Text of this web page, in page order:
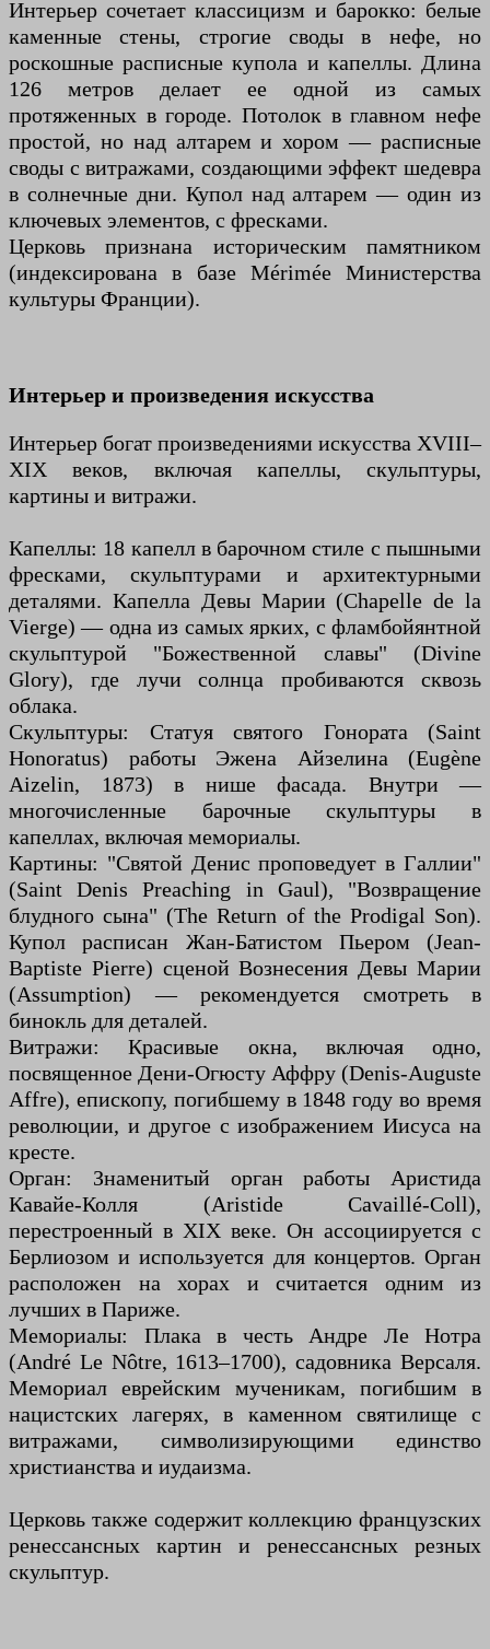
Интерьер сочетает классицизм и барокко: белые
каменные стены, строгие своды в нефе, но
роскошные расписные купола и капеллы. Длина
126 метров делает ее одной из самых
протяженных в городе. Потолок в главном нефе
простой, но над алтарем и хором — расписные
своды с витражами, создающими эффект шедевра
в солнечные дни. Купол над алтарем — один из
ключевых элементов, с фресками.
Церковь признана историческим памятником
(индексирована в базе Mérimée Министерства
культуры Франции).
Интерьер и произведения искусства
Интерьер богат произведениями искусства XVIII–
XIX веков, включая капеллы, скульптуры,
картины и витражи.
Капеллы: 18 капелл в барочном стиле с пышными
фресками, скульптурами и архитектурными
деталями. Капелла Девы Марии (Chapelle de la
Vierge) — одна из самых ярких, с фламбойянтной
скульптурой "Божественной славы" (Divine
Glory), где лучи солнца пробиваются сквозь
облака.
Скульптуры: Статуя святого Гонората (Saint
Honoratus) работы Эжена Айзелина (Eugène
Aizelin, 1873) в нише фасада. Внутри —
многочисленные барочные скульптуры в
капеллах, включая мемориалы.
Картины: "Святой Денис проповедует в Галлии"
(Saint Denis Preaching in Gaul), "Возвращение
блудного сына" (The Return of the Prodigal Son).
Купол расписан Жан-Батистом Пьером (Jean-
Baptiste Pierre) сценой Вознесения Девы Марии
(Assumption) — рекомендуется смотреть в
бинокль для деталей.
Витражи: Красивые окна, включая одно,
посвященное Дени-Огюсту Аффру (Denis-Auguste
Affre), епископу, погибшему в 1848 году во время
революции, и другое с изображением Иисуса на
кресте.
Орган: Знаменитый орган работы Аристида
Кавайе-Колля (Aristide Cavaillé-Coll),
перестроенный в XIX веке. Он ассоциируется с
Берлиозом и используется для концертов. Орган
расположен на хорах и считается одним из
лучших в Париже.
Мемориалы: Плака в честь Андре Ле Нотра
(André Le Nôtre, 1613–1700), садовника Версаля.
Мемориал еврейским мученикам, погибшим в
нацистских лагерях, в каменном святилище с
витражами, символизирующими единство
христианства и иудаизма.
Церковь также содержит коллекцию французских
ренессансных картин и ренессансных резных
скульптур.